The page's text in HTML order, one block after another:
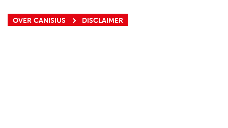
OVER CANISIUS DISCLAIMER